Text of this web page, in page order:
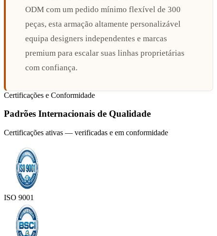
ODM com um pedido mínimo flexível de 300
peças, esta armação altamente personalizável
equipa designers independentes e marcas
premium para escalar suas linhas proprietárias
com confiança.
Certificações e Conformidade
Padrões Internacionais de Qualidade
Certificações ativas — verificadas e em conformidade
ISO 9001